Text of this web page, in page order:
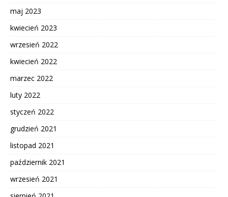
maj 2023
kwiecień 2023
wrzesień 2022
kwiecień 2022
marzec 2022
luty 2022
styczeń 2022
grudzień 2021
listopad 2021
październik 2021
wrzesień 2021